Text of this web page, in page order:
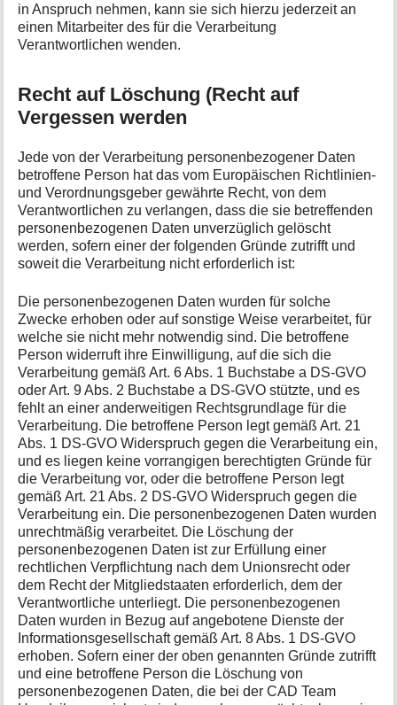
in Anspruch nehmen, kann sie sich hierzu jederzeit an
einen Mitarbeiter des für die Verarbeitung
Verantwortlichen wenden.
Recht auf Löschung (Recht auf
Vergessen werden
Jede von der Verarbeitung personenbezogener Daten
betroffene Person hat das vom Europäischen Richtlinien-
und Verordnungsgeber gewährte Recht, von dem
Verantwortlichen zu verlangen, dass die sie betreffenden
personenbezogenen Daten unverzüglich gelöscht
werden, sofern einer der folgenden Gründe zutrifft und
soweit die Verarbeitung nicht erforderlich ist:
Die personenbezogenen Daten wurden für solche
Zwecke erhoben oder auf sonstige Weise verarbeitet, für
welche sie nicht mehr notwendig sind. Die betroffene
Person widerruft ihre Einwilligung, auf die sich die
Verarbeitung gemäß Art. 6 Abs. 1 Buchstabe a DS-GVO
oder Art. 9 Abs. 2 Buchstabe a DS-GVO stützte, und es
fehlt an einer anderweitigen Rechtsgrundlage für die
Verarbeitung. Die betroffene Person legt gemäß Art. 21
Abs. 1 DS-GVO Widerspruch gegen die Verarbeitung ein,
und es liegen keine vorrangigen berechtigten Gründe für
die Verarbeitung vor, oder die betroffene Person legt
gemäß Art. 21 Abs. 2 DS-GVO Widerspruch gegen die
Verarbeitung ein. Die personenbezogenen Daten wurden
unrechtmäßig verarbeitet. Die Löschung der
personenbezogenen Daten ist zur Erfüllung einer
rechtlichen Verpflichtung nach dem Unionsrecht oder
dem Recht der Mitgliedstaaten erforderlich, dem der
Verantwortliche unterliegt. Die personenbezogenen
Daten wurden in Bezug auf angebotene Dienste der
Informationsgesellschaft gemäß Art. 8 Abs. 1 DS-GVO
erhoben. Sofern einer der oben genannten Gründe zutrifft
und eine betroffene Person die Löschung von
personenbezogenen Daten, die bei der CAD Team